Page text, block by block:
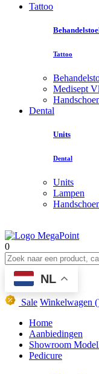
Tattoo
Tattoo
Medisept
Dental
Units
Dental
Units
Lampen
0
NL
Sale Winkelwagen
Home
Aanbiedingen
Showroom
Pedicure